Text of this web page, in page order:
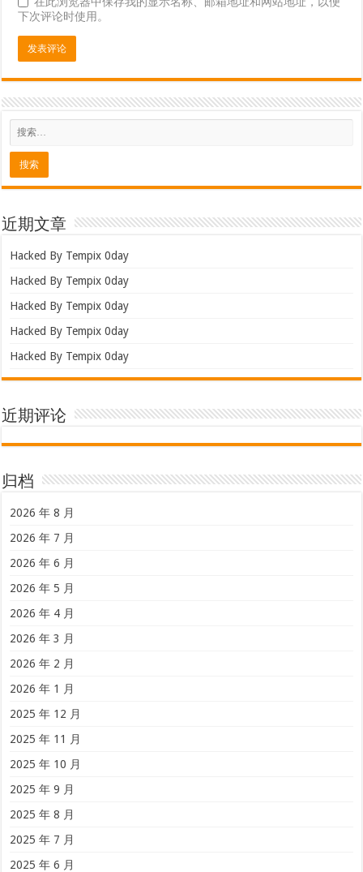
下次评论时使用。
近期文章
Hacked By Tempix 0day
Hacked By Tempix 0day
Hacked By Tempix 0day
Hacked By Tempix 0day
Hacked By Tempix 0day
近期评论
归档
2026 年 8 月
2026 年 7 月
2026 年 6 月
2026 年 5 月
2026 年 4 月
2026 年 3 月
2026 年 2 月
2026 年 1 月
2025 年 12 月
2025 年 11 月
2025 年 10 月
2025 年 9 月
2025 年 8 月
2025 年 7 月
2025 年 6 月